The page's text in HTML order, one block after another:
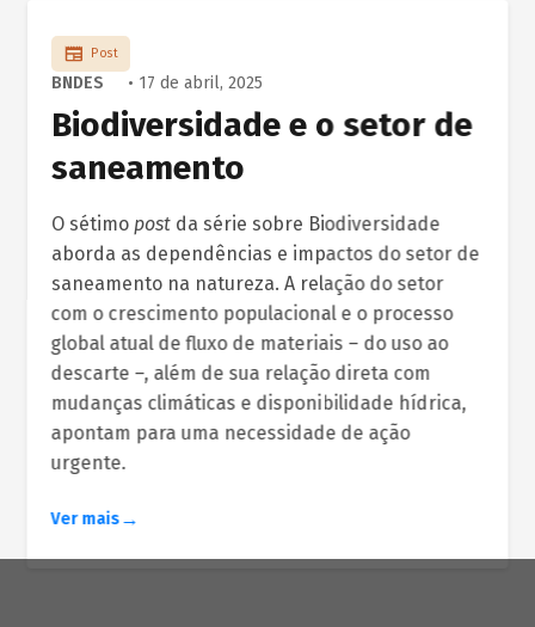
Post
BNDES • 17 de abril, 2025
Biodiversidade e o setor de
saneamento
O sétimo postda série sobre Biodiversidade
aborda as dependências e impactos do setor de
saneamento na natureza. A relação do setor
com o crescimento populacional e o processo
global atual de fluxo de materiais – do uso ao
descarte –, além de sua relação direta com
mudanças climáticas e disponibilidade hídrica,
apontam para uma necessidade de ação
urgente.
Ver mais